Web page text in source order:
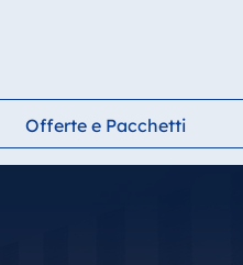
Offerte e Pacchetti